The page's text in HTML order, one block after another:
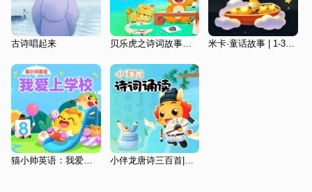
古诗唱起来 贝乐虎之诗词故事｜国学经典|趣味启蒙 米卡·童话故事 | 1-3岁教育启蒙 | 宝宝树
猫小帅英语：我爱上学校 小伴龙唐诗三百首|必背古诗|幼儿启蒙